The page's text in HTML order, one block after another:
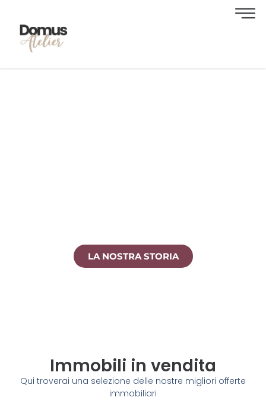
LA NOSTRA STORIA
Immobili in vendita
Qui troverai una selezione delle nostre migliori offerte
immobiliari